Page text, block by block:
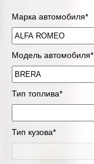
Марка автомобиля*
Модель автомобиля*
Тип топлива*
Тип кузова*